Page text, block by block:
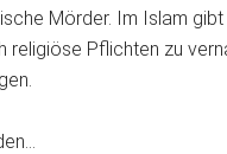
Mörder. Im Islam gibt
religiöse Pflichten zu